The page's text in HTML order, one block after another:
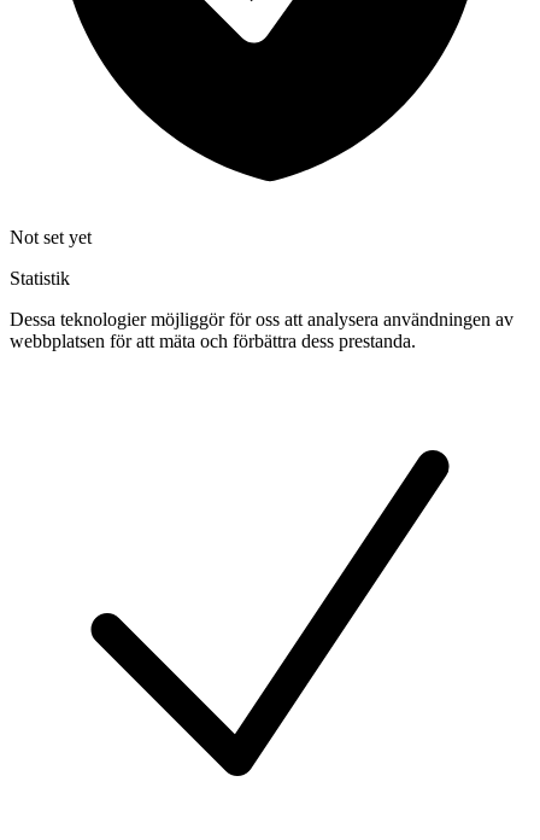
Not set yet
Statistik
Dessa teknologier möjliggör för oss att analysera användningen av
webbplatsen för att mäta och förbättra dess prestanda.